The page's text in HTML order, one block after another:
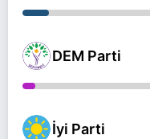
DEM Parti
İyi Parti